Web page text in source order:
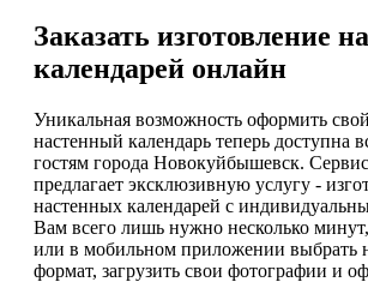
Заказать изготовление
календарей онлайн
Уникальная возможность оформить
настенный календарь теперь доступна
гостям города Новокуйбышевск.
предлагает эксклюзивную услугу -
настенных календарей с
Вам всего лишь нужно несколько
или в мобильном приложении выбрать
формат, загрузить свои фотографии и